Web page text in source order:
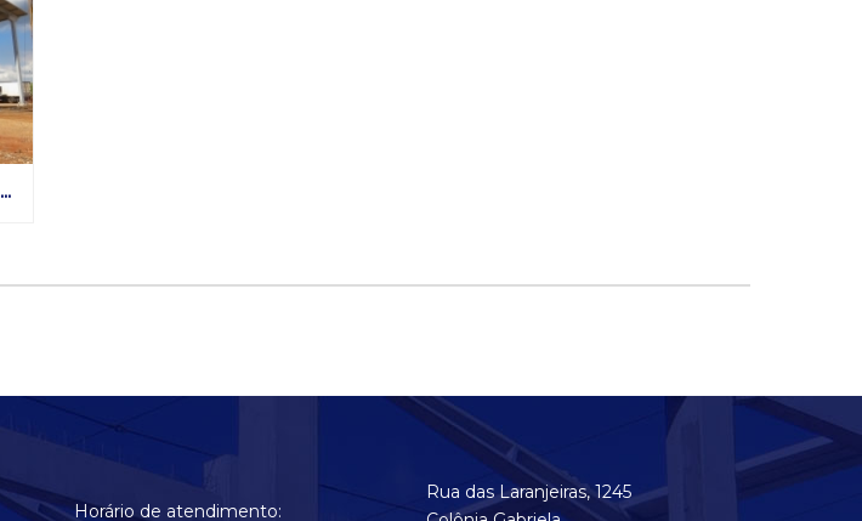
ABCIC – ASSOCIAÇÃO BRASILEIRA DA CONSTRUÇÃO INDUSTRIALIZADA DE CONCRETO
Horário de atendimento:
Rua das Laranjeiras, 1245